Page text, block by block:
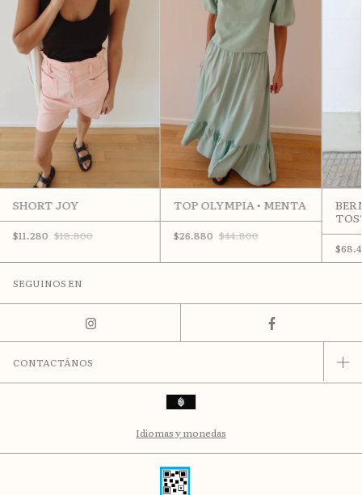
SHORT JOY
$11.280 $18.800
TOP OLYMPIA • MENTA
$26.880 $44.800
SEGUINOS EN
CONTACTÁNOS
Idiomas y monedas